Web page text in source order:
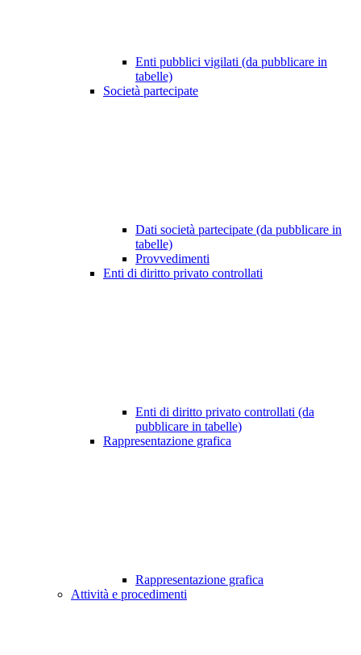
Enti pubblici vigilati (da pubblicare in
tabelle)
Società partecipate
Dati società partecipate (da pubblicare in
tabelle)
Provvedimenti
Enti di diritto privato controllati
Enti di diritto privato controllati (da
pubblicare in tabelle)
Rappresentazione grafica
Rappresentazione grafica
Attività e procedimenti